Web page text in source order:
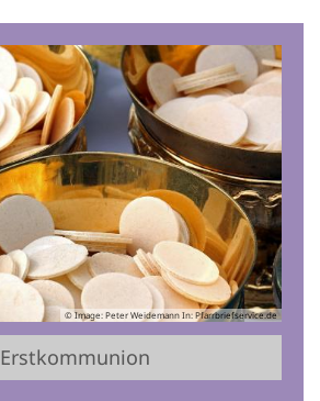
© Image: Peter Weidemann In: Pfarrbriefservice.de
Erstkommunion